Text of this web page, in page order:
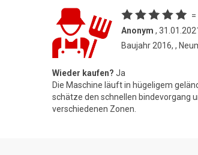
Anonym ,
Baujahr 2016, ,
Wieder kaufen? Ja
Die Maschine läuft in hügeligem
schätze den schnellen bindevorgang
verschiedenen Zonen.